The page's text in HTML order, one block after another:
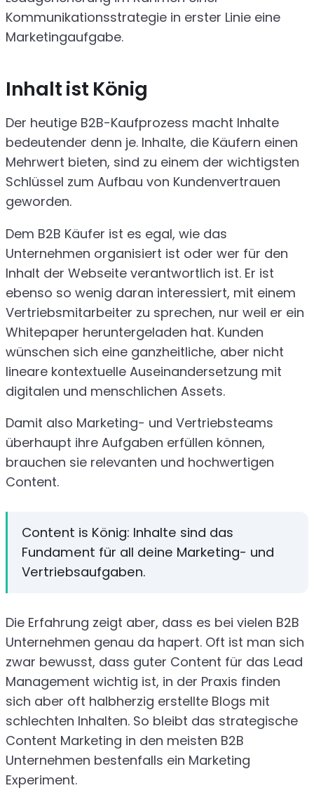
Kommunikationsstrategie in erster Linie eine
Marketingaufgabe.
Inhalt ist König
Der heutige B2B-Kaufprozess macht Inhalte
bedeutender denn je. Inhalte, die Käufern einen
Mehrwert bieten, sind zu einem der wichtigsten
Schlüssel zum Aufbau von Kundenvertrauen
geworden.
Dem B2B Käufer ist es egal, wie das
Unternehmen organisiert ist oder wer für den
Inhalt der Webseite verantwortlich ist. Er ist
ebenso so wenig daran interessiert, mit einem
Vertriebsmitarbeiter zu sprechen, nur weil er ein
Whitepaper heruntergeladen hat. Kunden
wünschen sich eine ganzheitliche, aber nicht
lineare kontextuelle Auseinandersetzung mit
digitalen und menschlichen Assets.
Damit also Marketing- und Vertriebsteams
überhaupt ihre Aufgaben erfüllen können,
brauchen sie relevanten und hochwertigen
Content.
Content is König: Inhalte sind das
Fundament für all deine Marketing- und
Vertriebsaufgaben.
Die Erfahrung zeigt aber, dass es bei vielen B2B
Unternehmen genau da hapert. Oft ist man sich
zwar bewusst, dass guter Content für das Lead
Management wichtig ist, in der Praxis finden
sich aber oft halbherzig erstellte Blogs mit
schlechten Inhalten. So bleibt das strategische
Content Marketing in den meisten B2B
Unternehmen bestenfalls ein Marketing
Experiment.